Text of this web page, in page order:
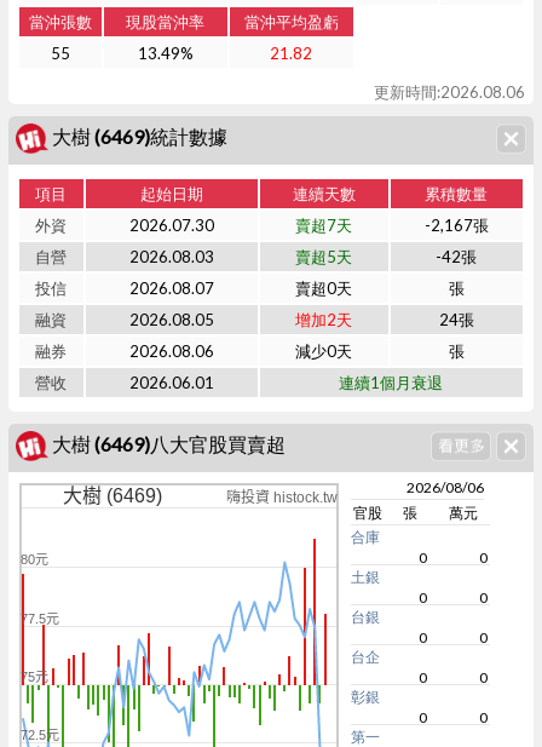
當沖張數 現股當沖率
當沖平均盈虧
55
13.49%
21.82
更新時間:2026.08.06
大樹 (6469)統計數據
項目 起始日期 連續天數
累積數量
外資
2026.07.30 賣超7天
-2,167張
自營
2026.08.03 賣超5天
-42張
投信
2026.08.07 賣超0天
張
融資
2026.08.05 增加2天
24張
融券
2026.08.06 減少0天
張
營收
2026.06.01 連續1個月衰退
大樹 (6469)八大官股買賣超
大樹 (6469) 嗨投資 histock.tw
72.5元
75元
77.5元
80元
2026/08/06
官股
張
萬元
合庫
0
0
土銀
0
0
台銀
0
0
台企
0
0
彰銀
0
0
第一